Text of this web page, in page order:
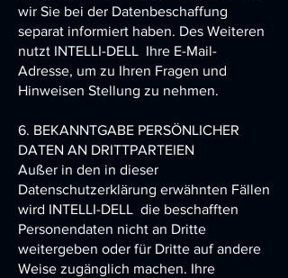
wir Sie bei der Datenbeschaffung
separat informiert haben. Des Weiteren
nutzt INTELLI-DELL Ihre E-Mail-
Adresse, um zu Ihren Fragen und
Hinweisen Stellung zu nehmen.
6. BEKANNTGABE PERSÖNLICHER
DATEN AN DRITTPARTEIEN
Außer in den in dieser
Datenschutzerklärung erwähnten Fällen
wird INTELLI-DELL die beschafften
Personendaten nicht an Dritte
weitergeben oder für Dritte auf andere
Weise zugänglich machen. Ihre